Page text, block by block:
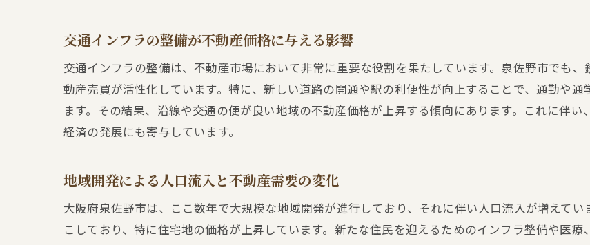
購入者の声から探る市場のニーズと将来性
実際のデータに基づく泉佐野市不動産市場の展望
交通インフラの整備が不動産価格に与える影響
交通インフラの整備は、不動産市場において非常に重要な役割を果たしています。泉佐野市でも
動産売買が活性化しています。特に、新しい道路の開通や駅の利便性が向上することで、通勤や
ます。その結果、沿線や交通の便が良い地域の不動産価格が上昇する傾向にあります。これに伴
経済の発展にも寄与しています。
地域開発による人口流入と不動産需要の変化
大阪府泉佐野市は、ここ数年で大規模な地域開発が進行しており、それに伴い人口流入が増えて
こしており、特に住宅地の価格が上昇しています。新たな住民を迎えるためのインフラ整備や医